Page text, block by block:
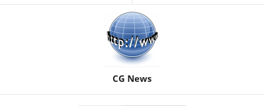
CG News